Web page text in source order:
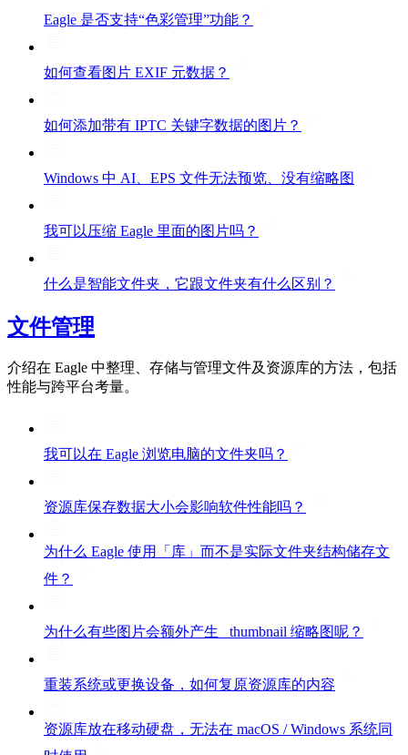
Eagle 是否支持“色彩管理”功能？
如何查看图片 EXIF 元数据？
如何添加带有 IPTC 关键字数据的图片？
Windows 中 AI、EPS 文件无法预览、没有缩略图
我可以压缩 Eagle 里面的图片吗？
什么是智能文件夹，它跟文件夹有什么区别？
文件管理
介绍在 Eagle 中整理、存储与管理文件及资源库的方法，包括
性能与跨平台考量。
我可以在 Eagle 浏览电脑的文件夹吗？
资源库保存数据大小会影响软件性能吗？
为什么 Eagle 使用「库」而不是实际文件夹结构储存文
件？
为什么有些图片会额外产生 _thumbnail 缩略图呢？
重装系统或更换设备，如何复原资源库的内容
资源库放在移动硬盘，无法在 macOS / Windows 系统同